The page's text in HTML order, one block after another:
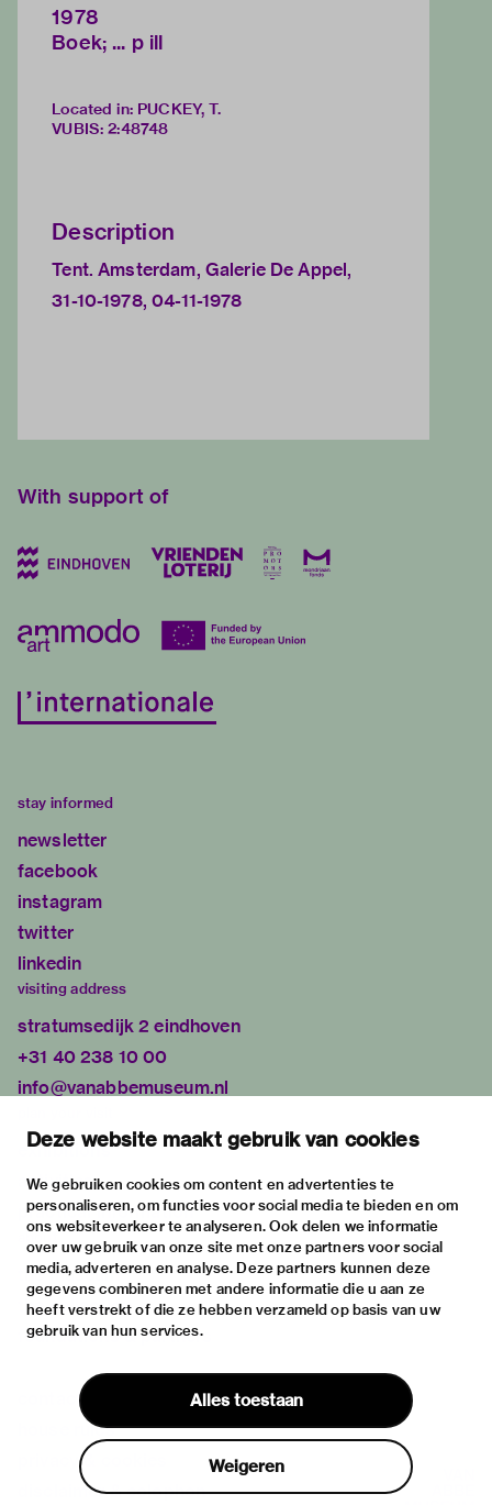
Deze website maakt gebruik van cookies
We gebruiken cookies om content en advertenties te
personaliseren, om functies voor social media te bieden en om
ons websiteverkeer te analyseren. Ook delen we informatie
over uw gebruik van onze site met onze partners voor social
media, adverteren en analyse. Deze partners kunnen deze
gegevens combineren met andere informatie die u aan ze
heeft verstrekt of die ze hebben verzameld op basis van uw
gebruik van hun services.
Alles toestaan
Weigeren
1978
Boek; ... p ill
Located in: PUCKEY, T.
VUBIS: 2:48748
Description
Tent. Amsterdam, Galerie De Appel,
31-10-1978, 04-11-1978
With support of
stay informed
newsletter
facebook
instagram
twitter
linkedin
visiting address
stratumsedijk 2 eindhoven
+31 40 238 10 00
info@vanabbemuseum.nl
exhibitions
activities
practical information
about
the museum
the collection
foundations & partners
contact
house rules
privacy & cookies
disclaimer & colophon